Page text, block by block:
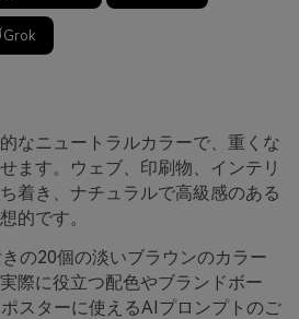
Grok
なニュートラルカラーで、重くな
ます。ウェブ、印刷物、インテリ
着き、ナチュラルで高級感のある
的です。
の20個の淡いブラウンのカラー
際に役立つ配色やブランドボー
スターに使えるAIプロンプトのご